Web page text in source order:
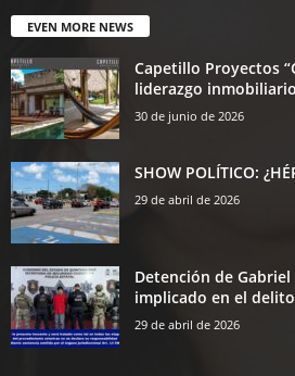
EVEN MORE NEWS
Capetillo Proyectos
liderazgo
30 de junio de 2026
SHOW POLÍTICO:
29 de abril de 2026
Detención de
implicado en el
29 de abril de 2026